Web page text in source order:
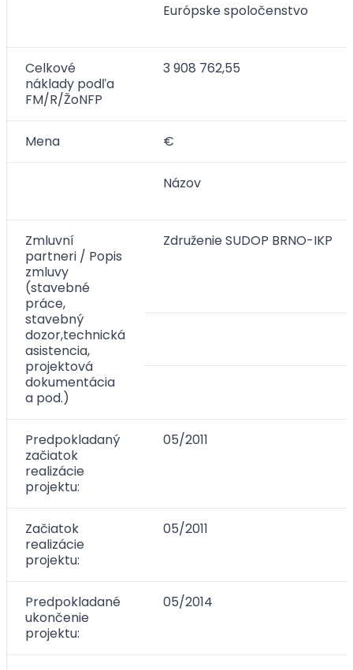
Európske spoločenstvo
Celkové
náklady podľa
FM/R/ŽoNFP
3 908 762,55
Mena €
Názov
Zmluvní
partneri / Popis
zmluvy
(stavebné
práce,
stavebný
dozor,technická
asistencia,
projektová
dokumentácia
a pod.)
Združenie SUDOP BRNO-IKP
Predpokladaný
začiatok
realizácie
projektu:
05/2011
Začiatok
realizácie
projektu:
05/2011
Predpokladané
ukončenie
projektu:
05/2014